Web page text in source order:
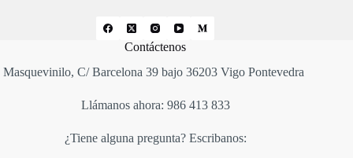
Contáctenos
Masquevinilo, C/ Barcelona 39 bajo 36203 Vigo Pontevedra
Llámanos ahora: 986 413 833
¿Tiene alguna pregunta? Escribanos: